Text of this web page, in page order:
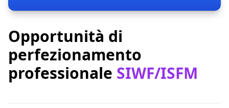
Opportunità di
perfezionamento
professionale SIWF/ISFM